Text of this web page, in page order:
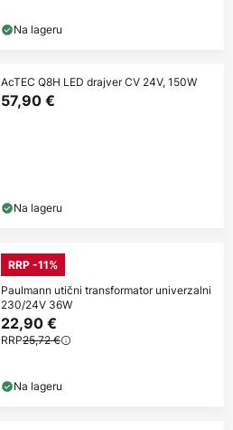
Na lageru
AcTEC Q8H LED drajver CV 24V, 150W
57,90 €
Na lageru
RRP -11%
Paulmann utični transformator univerzalni
230/24V 36W
22,90 €
RRP25,72 €
Na lageru